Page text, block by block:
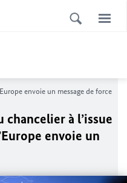
envoie un message de force
chancelier à l’issue
envoie un